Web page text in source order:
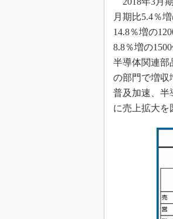
月期比5.4％
14.8％増の
8.8％増の
半導体関連部
の部門で増収
普及加速、半
に売上拡大を